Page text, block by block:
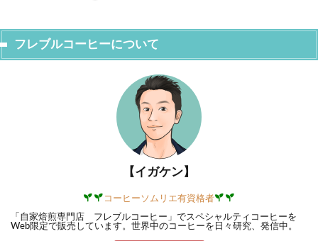
フレブルコーヒーについて
【イガケン】
コーヒーソムリエ有資格者
「自家焙煎専門店 フレブルコーヒー」でスペシャルティコーヒーを
Web限定で販売しています。世界中のコーヒーを日々研究、発信中。